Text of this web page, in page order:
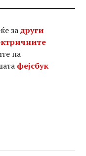
задруги
на
фејсбук